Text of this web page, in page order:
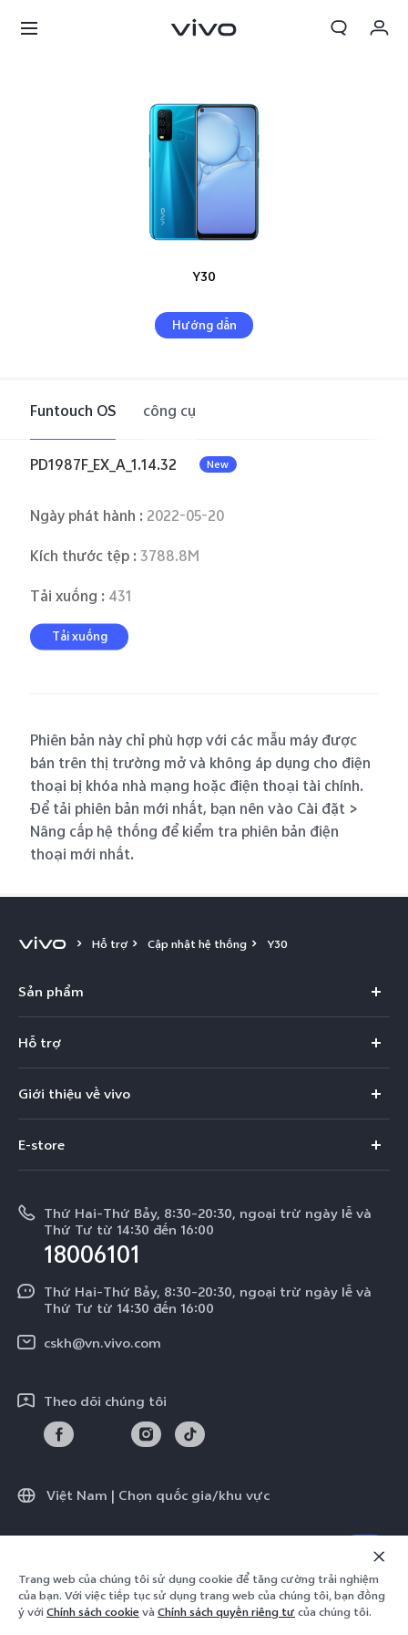
Việt Nam | Chọn quốc gia/khu vực
Đăng nhập/Đăng ký
Y30
Hướng dẫn
Funtouch OS công cụ
PD1987F_EX_A_1.14.32 New
Ngày phát hành : 2022-05-20
Kích thước tệp : 3788.8M
Tải xuống : 431
Tải xuống
Phiên bản này chỉ phù hợp với các mẫu máy được
bán trên thị trường mở và không áp dụng cho điện
thoại bị khóa nhà mạng hoặc điện thoại tài chính.
Để tải phiên bản mới nhất, bạn nên vào Cài đặt >
Nâng cấp hệ thống để kiểm tra phiên bản điện
thoại mới nhất.
Hỗ trợ Cập nhật hệ thống Y30
Sản phẩm
X300
V60
V60 Lite 5G
V50 Lite 5G
V50 Lite
Y39 5G
Y29
Hỗ trợ
Trung tâm dịch vụ
Funtouch OS
Tra cứu giá linh kiện
Xác thực bằng IMEI
Dịch vụ cuộc hẹn
Truy vấn tiến độ sửa chữa
Chính sách bảo hành của vivo
Tải LUTs để khôi phục Log
Giới thiệu về vivo
Tin tức
Thông báo pháp lý
Về chúng tôi
Trung tâm Quyền riêng tư của vivo
Tính Bền Vững
E-store
Thứ Hai-Thứ Bảy, 8:30-20:30, ngoại trừ ngày lễ và
Thứ Tư từ 14:30 đến 16:00
18006101
Thứ Hai-Thứ Bảy, 8:30-20:30, ngoại trừ ngày lễ và
Thứ Tư từ 14:30 đến 16:00
cskh@vn.vivo.com
Theo dõi chúng tôi
Việt Nam | Chọn quốc gia/khu vực
© 2026 vivo Mobile Communication Co., Ltd. Bảo lưu toàn quyền.
Chính sách quyền riêng tư của vivo | Chính sách cookie |
Hỗ trợ Quyền riêng tư | Điều khoản giao dịch
Trang web của chúng tôi sử dụng cookie để tăng cường trải nghiệm
của bạn. Với việc tiếp tục sử dụng trang web của chúng tôi, bạn đồng
ý với Chính sách cookievà Chính sách quyền riêng tưcủa chúng tôi.